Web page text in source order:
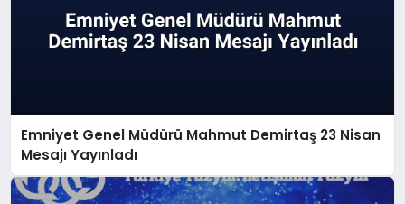
Emniyet Genel Müdürü Mahmut Demirtaş 23 Nisan
Mesajı Yayınladı